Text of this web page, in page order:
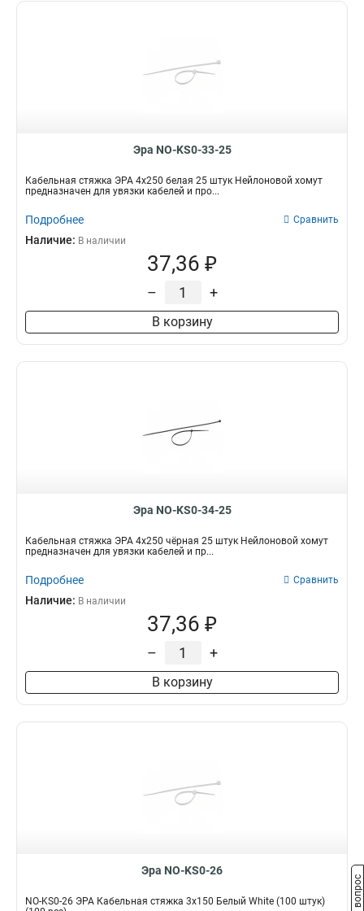
Эра NO-KS0-33-25
Кабельная стяжка ЭРА 4x250 белая 25 штук Нейлоновой хомут
предназначен для увязки кабелей и про...
Подробнее Сравнить
Наличие: В наличии
37,36 ₽
– +
В корзину
Эра NO-KS0-34-25
Кабельная стяжка ЭРА 4x250 чёрная 25 штук Нейлоновой хомут
предназначен для увязки кабелей и пр...
Подробнее Сравнить
Наличие: В наличии
37,36 ₽
– +
В корзину
Эра NO-KS0-26
NO-KS0-26 ЭРА Кабельная стяжка 3х150 Белый White (100 штук)